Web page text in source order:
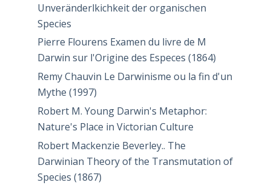
Unveränderlkichkeit der organischen
Species
Pierre Flourens Examen du livre de M
Darwin sur l'Origine des Especes (1864)
Remy Chauvin Le Darwinisme ou la fin d'un
Mythe (1997)
Robert M. Young Darwin's Metaphor:
Nature's Place in Victorian Culture
Robert Mackenzie Beverley.. The
Darwinian Theory of the Transmutation of
Species (1867)